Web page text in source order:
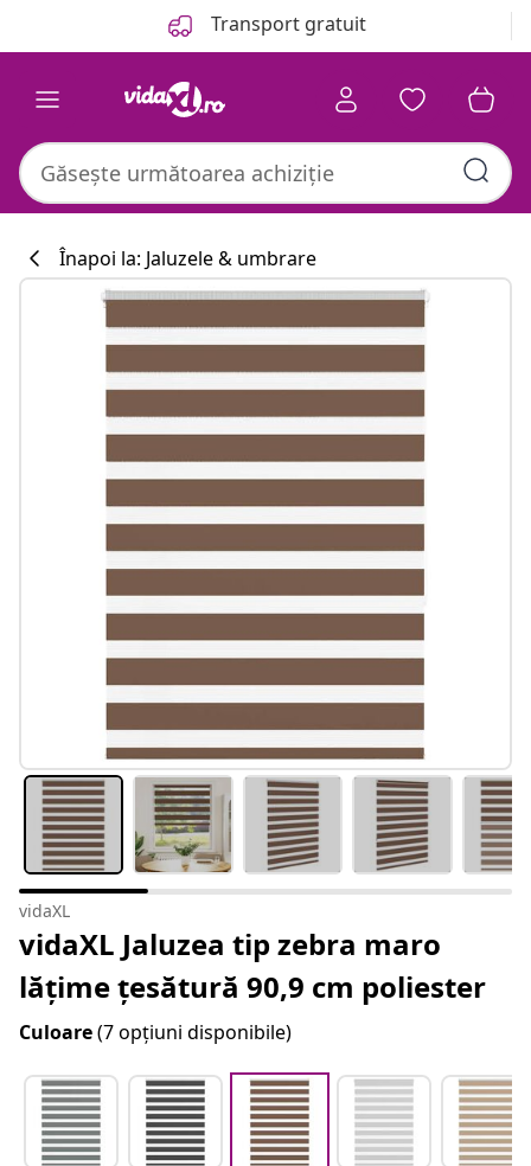
Transport gratuit
Înapoi la: Jaluzele & umbrare
vidaXL
vidaXL Jaluzea tip zebra maro
lățime țesătură 90,9 cm poliester
Culoare(7 opțiuni disponibile)